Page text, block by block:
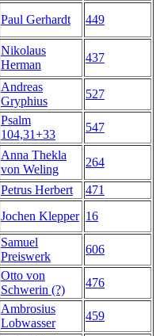
Paul Gerhardt 449
Nikolaus
Herman
437
Andreas
Gryphius
527
Psalm
104,31+33
547
Anna Thekla
von Weling
264
Petrus Herbert
471
Jochen Klepper 16
Samuel
Preiswerk
606
Otto von
Schwerin (?)
476
Ambrosius
Lobwasser
459